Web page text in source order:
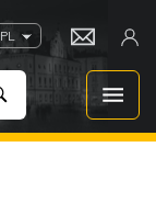
PL